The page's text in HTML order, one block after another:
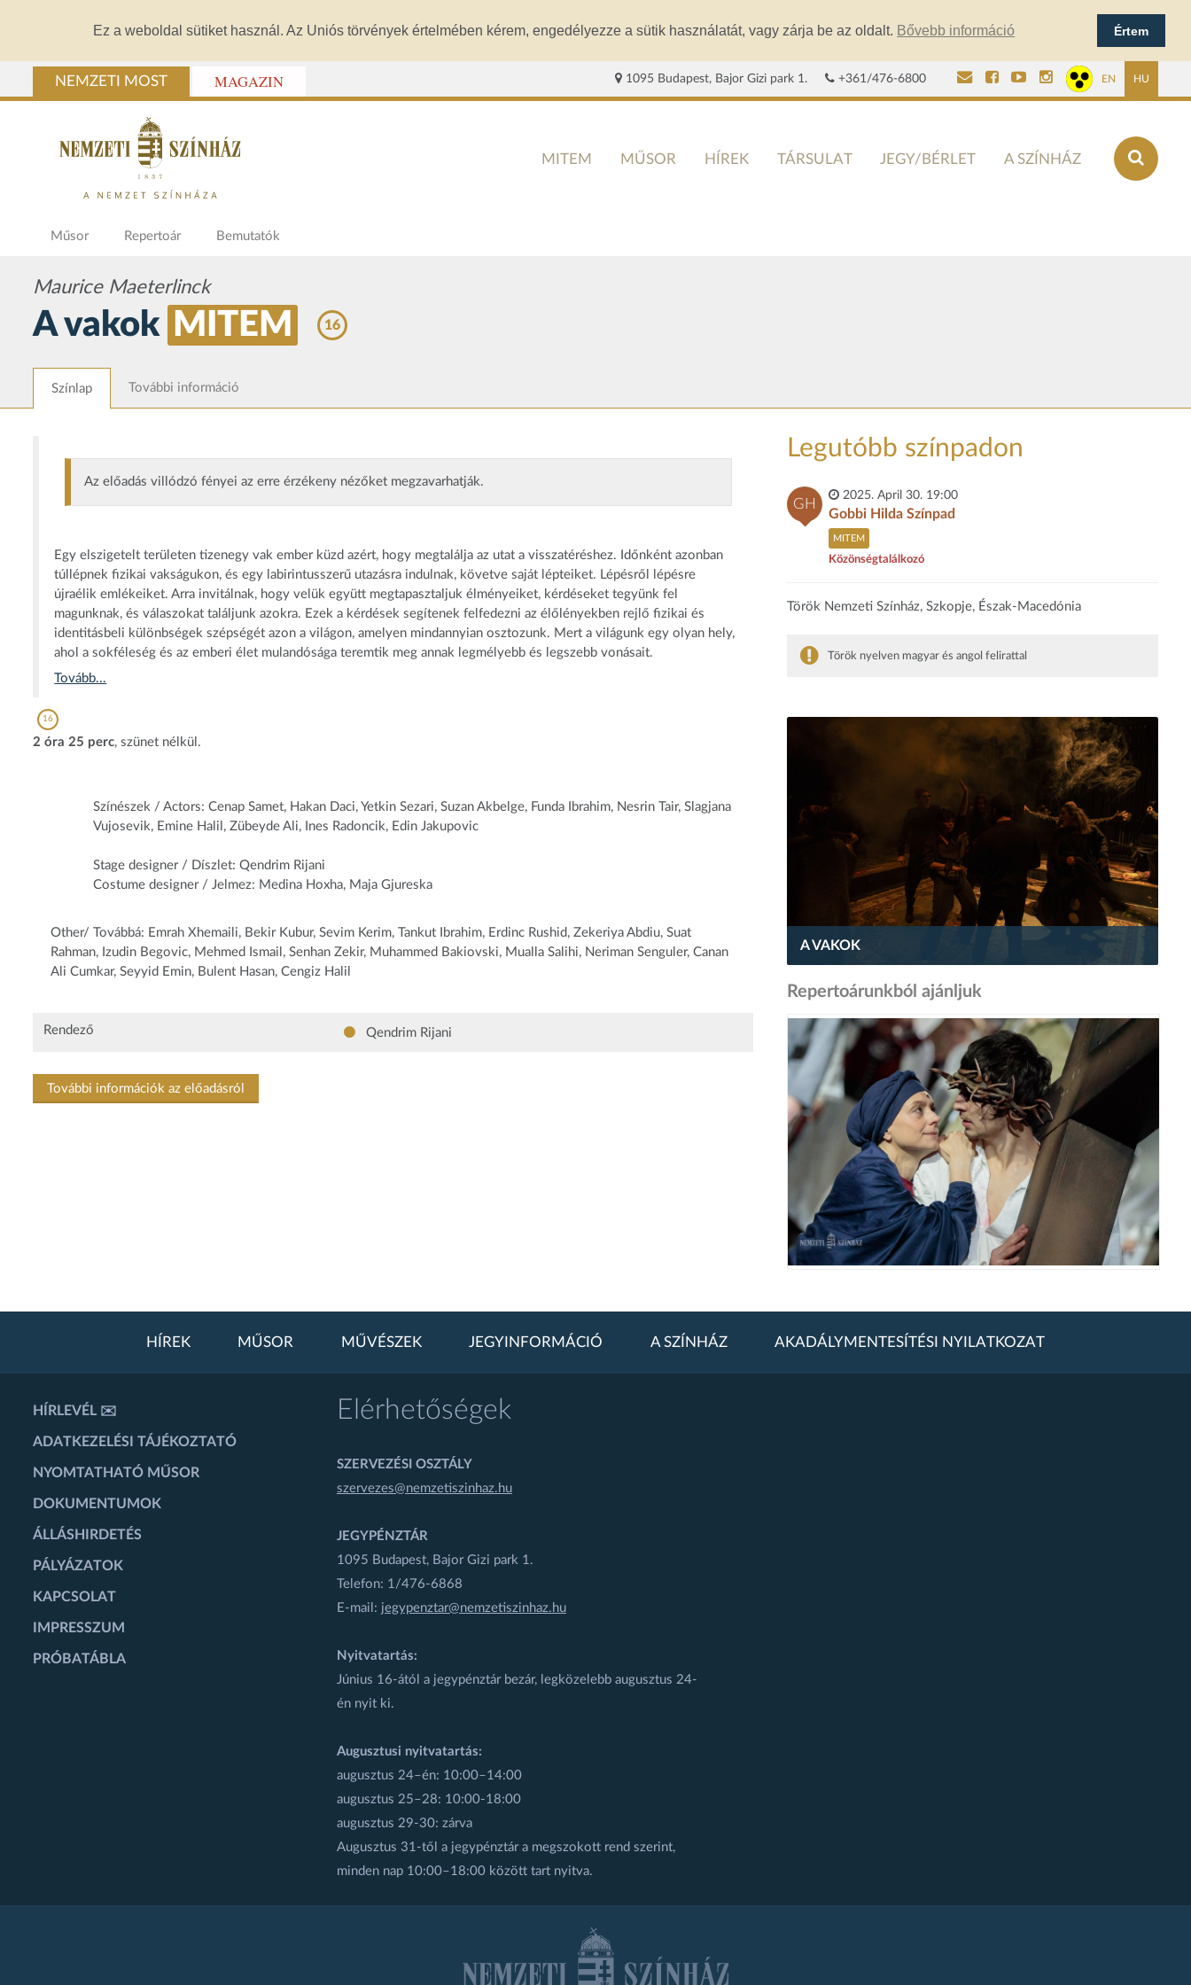
Ez a weboldal sütiket használ. Az Uniós törvények értelmében kérem, engedélyezze a sütik használatát, vagy zárja be az oldalt. Bővebb információ Értem
NEMZETI MOST MAGAZIN 1095 Budapest, Bajor Gizi park 1. +361/476-6800 EN HU
MITEM MŰSOR HÍREK TÁRSULAT JEGY/BÉRLET A SZÍNHÁZ
Műsor Repertoár Bemutatók
Maurice Maeterlinck
A vakok MITEM 16
Színlap További információ
Az előadás villódzó fényei az erre érzékeny nézőket megzavarhatják.
Egy elszigetelt területen tizenegy vak ember küzd azért, hogy megtalálja az utat a visszatéréshez. Időnként azonban
túllépnek fizikai vakságukon, és egy labirintusszerű utazásra indulnak, követve saját lépteiket. Lépésről lépésre
újraélik emlékeiket. Arra invitálnak, hogy velük együtt megtapasztaljuk élményeiket, kérdéseket tegyünk fel
magunknak, és válaszokat találjunk azokra. Ezek a kérdések segítenek felfedezni az élőlényekben rejlő fizikai és
identitásbeli különbségek szépségét azon a világon, amelyen mindannyian osztozunk. Mert a világunk egy olyan hely,
ahol a sokféleség és az emberi élet mulandósága teremtik meg annak legmélyebb és legszebb vonásait.
Tovább...
16
2 óra 25 perc, szünet nélkül.
Színészek / Actors: Cenap Samet, Hakan Daci, Yetkin Sezari, Suzan Akbelge, Funda Ibrahim, Nesrin Tair, Slagjana
Vujosevik, Emine Halil, Zübeyde Ali, Ines Radoncik, Edin Jakupovic
Stage designer / Díszlet: Qendrim Rijani
Costume designer / Jelmez: Medina Hoxha, Maja Gjureska
Other/ Továbbá: Emrah Xhemaili, Bekir Kubur, Sevim Kerim, Tankut Ibrahim, Erdinc Rushid, Zekeriya Abdiu, Suat
Rahman, Izudin Begovic, Mehmed Ismail, Senhan Zekir, Muhammed Bakiovski, Mualla Salihi, Neriman Senguler, Canan
Ali Cumkar, Seyyid Emin, Bulent Hasan, Cengiz Halil
Rendező Qendrim Rijani
További információk az előadásról
Legutóbb színpadon
GH
2025. April 30. 19:00
Gobbi Hilda Színpad
MITEM
Közönségtalálkozó
Török Nemzeti Színház, Szkopje, Észak-Macedónia
Török nyelven magyar és angol felirattal
A VAKOK
Repertoárunkból ajánljuk
HÍREK MŰSOR MŰVÉSZEK JEGYINFORMÁCIÓ A SZÍNHÁZ AKADÁLYMENTESÍTÉSI NYILATKOZAT
HÍRLEVÉL ✉️
ADATKEZELÉSI TÁJÉKOZTATÓ
NYOMTATHATÓ MŰSOR
DOKUMENTUMOK
ÁLLÁSHIRDETÉS
PÁLYÁZATOK
KAPCSOLAT
IMPRESSZUM
PRÓBATÁBLA
Elérhetőségek
SZERVEZÉSI OSZTÁLY
szervezes@nemzetiszinhaz.hu
JEGYPÉNZTÁR
1095 Budapest, Bajor Gizi park 1.
Telefon: 1/476-6868
E-mail: jegypenztar@nemzetiszinhaz.hu
Nyitvatartás:
Június 16-ától a jegypénztár bezár, legközelebb augusztus 24-
én nyit ki.
Augusztusi nyitvatartás:
augusztus 24–én: 10:00–14:00
augusztus 25–28: 10:00-18:00
augusztus 29-30: zárva
Augusztus 31-től a jegypénztár a megszokott rend szerint,
minden nap 10:00–18:00 között tart nyitva.